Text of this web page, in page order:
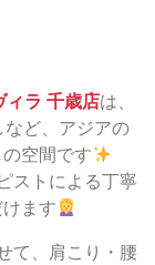
ィラ 千歳店は、
ど、アジアの
空間です
ストによる丁寧
ます
て、肩こり・腰